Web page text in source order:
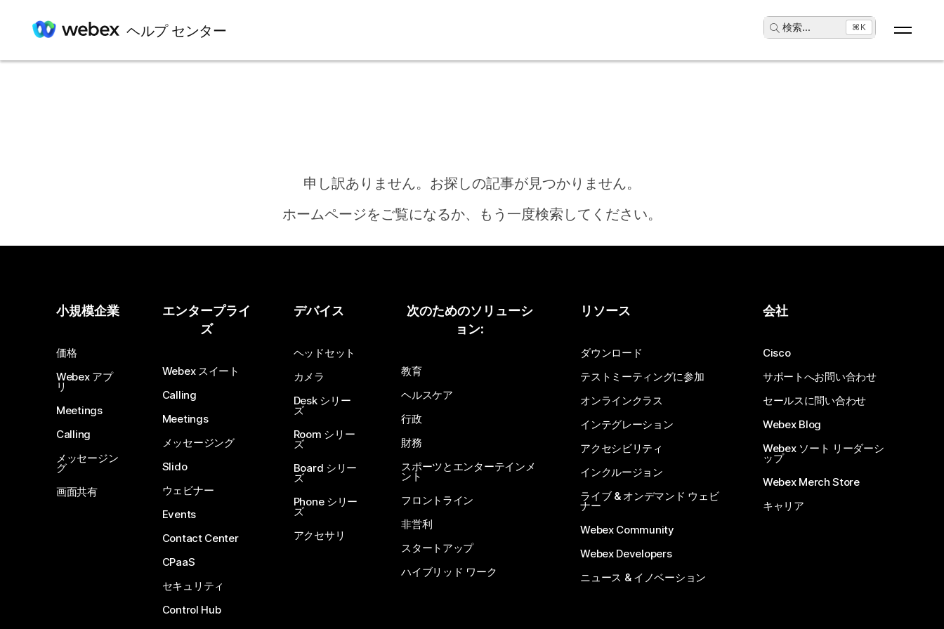
ヘルプ センター 検索... ⌘K
申し訳ありません。お探しの記事が見つかりません。
ホームページをご覧になるか、もう一度検索してください。
何をお探しですか?
小規模企業
価格
Webex アプ
リ
Meetings
Calling
メッセージン
グ
画面共有
エンタープライ
ズ
Webex スイート
Calling
Meetings
メッセージング
Slido
ウェビナー
Events
Contact Center
CPaaS
セキュリティ
Control Hub
デバイス
ヘッドセット
カメラ
Desk シリー
ズ
Room シリー
ズ
Board シリー
ズ
Phone シリー
ズ
アクセサリ
次のためのソリューシ
ョン:
教育
ヘルスケア
行政
財務
スポーツとエンターテインメ
ント
フロントライン
非営利
スタートアップ
ハイブリッド ワーク
リソース
ダウンロード
テストミーティングに参加
オンラインクラス
インテグレーション
アクセシビリティ
インクルージョン
ライブ & オンデマンド ウェビ
ナー
Webex Community
Webex Developers
ニュース & イノベーション
会社
Cisco
サポートへお問い合わせ
セールスに問い合わせ
Webex Blog
Webex ソート リーダーシ
ップ
Webex Merch Store
キャリア